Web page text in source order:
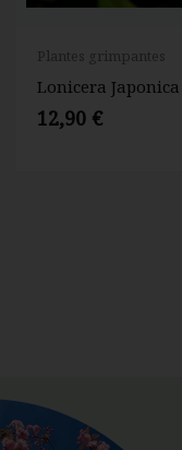
Plantes grimpantes
Lonicera Japonica
12,90 €